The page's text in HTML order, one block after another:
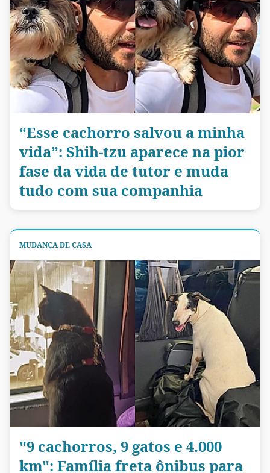
“Esse cachorro salvou a minha
vida”: Shih-tzu aparece na pior
fase da vida de tutor e muda
tudo com sua companhia
MUDANÇA DE CASA
"9 cachorros, 9 gatos e 4.000
km": Família freta ônibus para